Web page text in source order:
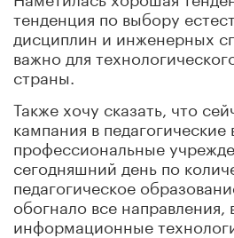
тенденция по выбору
дисциплин и инженерных
важно для
страны.
Также хочу сказать, что
кампания в
профессиональные
сегодняшний день по
педагогическое
обогнало все направления,
информационные